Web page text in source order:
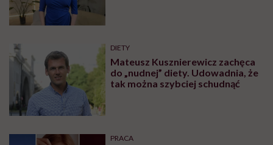
DIETY
Mateusz Kusznierewicz zachęca
do „nudnej” diety. Udowadnia, że
tak można szybciej schudnąć
PRACA